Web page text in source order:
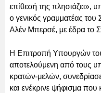
επίθεσή της πλησιάζει»,
ο γενικός γραμματέας
Αλέν Μπερσέ, με έδρα το
Η Επιτροπή Υπουργών
αποτελούμενη από τους
κρατών-μελών,
και ενέκρινε ψήφισμα που